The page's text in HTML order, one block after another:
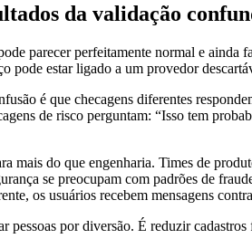
da validação
parecer perfeitamente normal e ainda
pode estar ligado a um provedor
é que checagens diferentes
de risco perguntam: “Isso tem
mais do que engenharia. Times de
se preocupam com padrões de
os usuários recebem mensagens
pessoas por diversão. É reduzir